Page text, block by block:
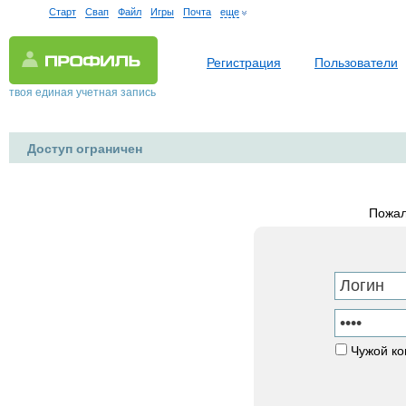
Старт Свап Файл Игры Почта еще
твоя единая учетная запись
Регистрация Пользователи
Доступ ограничен
Чужой